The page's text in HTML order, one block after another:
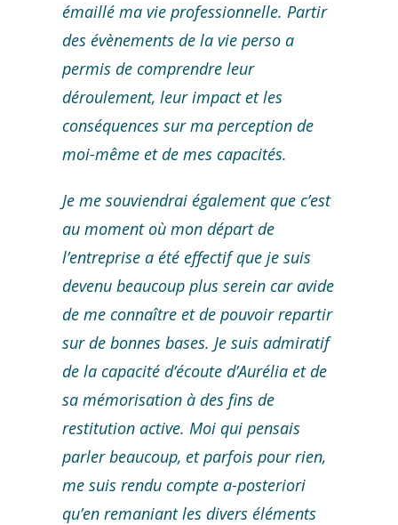
émaillé ma vie professionnelle. Partir
des évènements de la vie perso a
permis de comprendre leur
déroulement, leur impact et les
conséquences sur ma perception de
moi-même et de mes capacités.
Je me souviendrai également que c’est
au moment où mon départ de
l’entreprise a été effectif que je suis
devenu beaucoup plus serein car avide
de me connaître et de pouvoir repartir
sur de bonnes bases. Je suis admiratif
de la capacité d’écoute d’Aurélia et de
sa mémorisation à des fins de
restitution active. Moi qui pensais
parler beaucoup, et parfois pour rien,
me suis rendu compte a-posteriori
qu’en remaniant les divers éléments